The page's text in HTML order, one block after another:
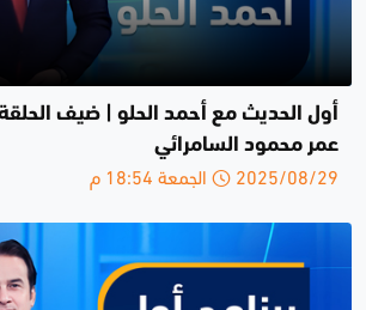
أول الحديث مع أحمد الحلو | ضيف الحلقة
عمر محمود السامرائي
2025/08/29 الجمعة 18:54 م